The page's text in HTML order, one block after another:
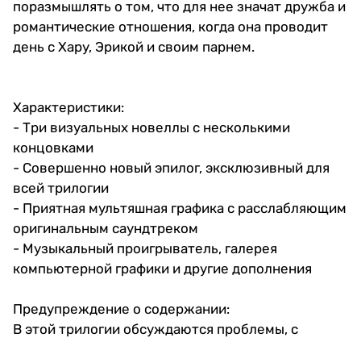
поразмышлять о том, что для нее значат дружба и
романтические отношения, когда она проводит
день с Хару, Эрикой и своим парнем.
Характеристики:
- Три визуальных новеллы с несколькими
концовками
- Совершенно новый эпилог, эксклюзивный для
всей трилогии
- Приятная мультяшная графика с расслабляющим
оригинальным саундтреком
- Музыкальный проигрыватель, галерея
компьютерной графики и другие дополнения
Предупреждение о содержании:
В этой трилогии обсуждаются проблемы, с